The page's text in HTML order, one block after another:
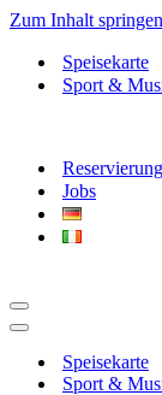
Zum Inhalt springen
Speisekarte
Sport &
Reservierung
Jobs
Navigationsmenü
Navigationsmenü
Speisekarte
Sport &